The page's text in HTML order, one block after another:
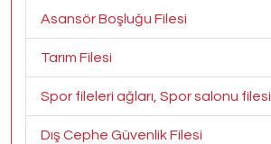
Asansör Boşluğu Filesi
Tarım Filesi
Spor fileleri ağları, Spor salonu filesi
Dış Cephe Güvenlik Filesi